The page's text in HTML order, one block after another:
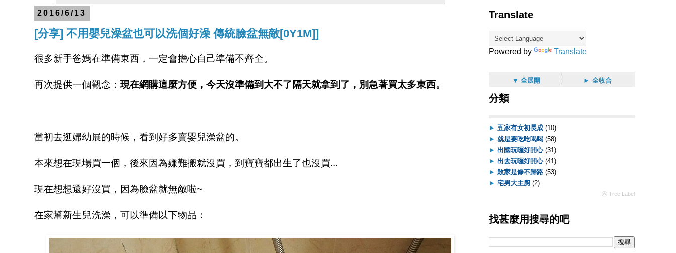
2016/6/13
[分享] 不用嬰兒澡盆也可以洗個好澡 傳統臉盆無敵[0Y1M]]
很多新手爸媽在準備東西，一定會擔心自己準備不齊全。
再次提供一個觀念： 現在網購這麼方便，今天沒準備到大不了隔天就拿到了，別急著買太多東西。
當初去逛婦幼展的時候，看到好多賣嬰兒澡盆的。
本來想在現場買一個，後來因為嫌難搬就沒買，到寶寶都出生了也沒買...
現在想想還好沒買，因為臉盆就無敵啦~
在家幫新生兒洗澡，可以準備以下物品：
Translate
Powered by Translate
▼ 全展開 ► 全收合
分類
► 五家有女初長成 (10)
► 就是要吃吃喝喝 (58)
► 出國玩囉好開心 (31)
► 出去玩囉好開心 (41)
► 敗家是條不歸路 (53)
► 宅男大主廚 (2)
ⓦ Tree Label
找甚麼用搜尋的吧